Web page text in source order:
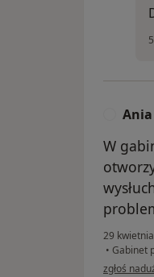
Ania
W
29
• Gabinet
w opinii
zgłoś